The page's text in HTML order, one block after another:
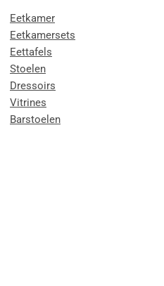
Eetkamer
Eetkamersets
Eettafels
Stoelen
Dressoirs
Vitrines
Barstoelen